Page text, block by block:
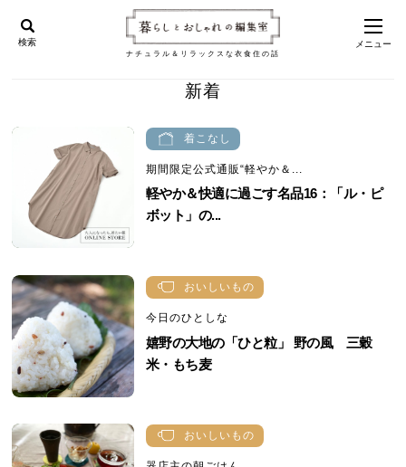
ナチュラル＆リラックスな衣食住の話
検索 メニュー
新着
着こなし
期間限定公式通販“軽やか＆...
軽やか＆快適に過ごす名品16：「ル・ピ
ボット」の...
おいしいもの
今日のひとしな
嬉野の大地の「ひと粒」 野の風 三穀
米・もち麦
おいしいもの